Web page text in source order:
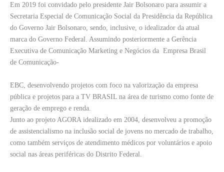
Em 2019 foi convidado pelo presidente Jair Bolsonaro para assumir a
Secretaria Especial de Comunicação Social da Presidência da República
do Governo Jair Bolsonaro, sendo, inclusive, o idealizador da atual
marca do Governo Federal. Assumindo posteriormente a Gerência
Executiva de Comunicação Marketing e Negócios da Empresa Brasil
de Comunicação-
EBC, desenvolvendo projetos com foco na valorização da empresa
pública e projetos para a TV BRASIL na área de turismo como fonte de
geração de emprego e renda.
Junto ao projeto AGORA idealizado em 2004, desenvolveu a promoção
de assistencialismo na inclusão social de jovens no mercado de trabalho,
como também serviços de atendimento médicos por voluntários e apoio
social nas áreas periféricas do Distrito Federal.